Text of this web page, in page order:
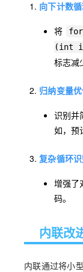
向下计数
将
(int i
标志减
归纳变量
识别并
如，预
复杂循环
增强了
码。
内联改
内联通过将小